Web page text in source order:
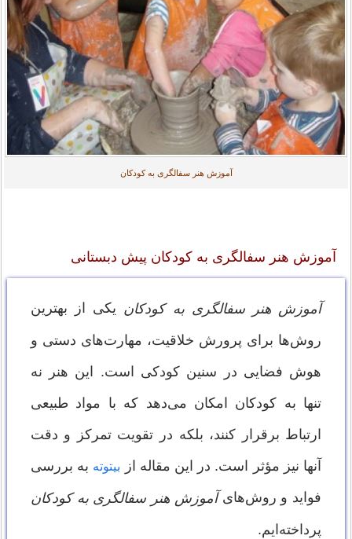
آموزش هنر سفالگری به کودکان
آموزش هنر سفالگری به کودکان پیش دبستانی
آموزش هنر سفالگری به کودکان یکی از بهترین
روش‌ها برای پرورش خلاقیت، مهارت‌های دستی و
هوش فضایی در سنین کودکی است. این هنر نه
تنها به کودکان امکان می‌دهد که با مواد طبیعی
ارتباط برقرار کنند، بلکه در تقویت تمرکز و دقت
آنها نیز مؤثر است. در این مقاله از
بیتوته به بررسی
فواید و روش‌هایآموزش هنر سفالگری به کودکان
پرداخته‌ایم.